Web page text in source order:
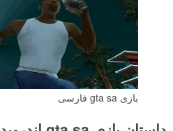
بازی gta sa فارسی